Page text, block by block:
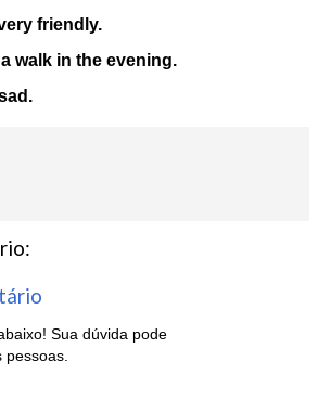
friendly.
walk in the evening.
Sua dúvida pode